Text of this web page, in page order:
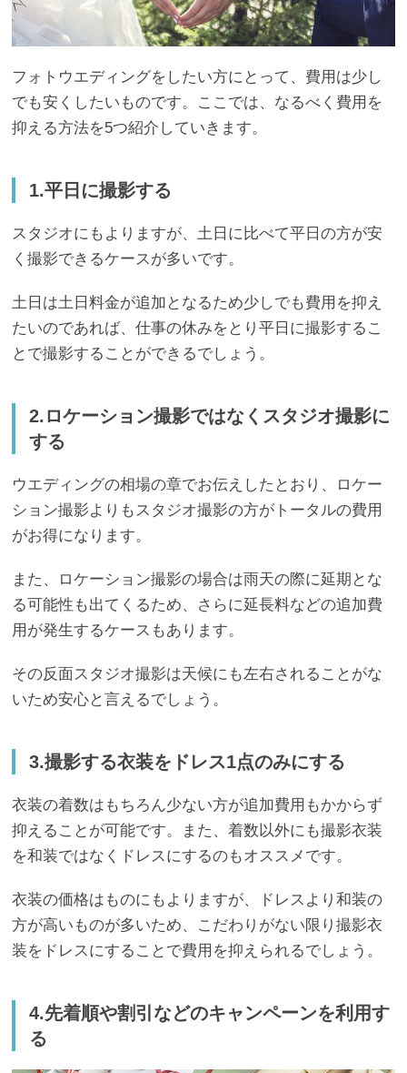
フォトウエディングをしたい方にとって、費用は少し
でも安くしたいものです。ここでは、なるべく費用を
抑える方法を5つ紹介していきます。
1.平日に撮影する
スタジオにもよりますが、土日に比べて平日の方が安
く撮影できるケースが多いです。
土日は土日料金が追加となるため少しでも費用を抑え
たいのであれば、仕事の休みをとり平日に撮影するこ
とで撮影することができるでしょう。
2.ロケーション撮影ではなくスタジオ撮影に
する
ウエディングの相場の章でお伝えしたとおり、ロケー
ション撮影よりもスタジオ撮影の方がトータルの費用
がお得になります。
また、ロケーション撮影の場合は雨天の際に延期とな
る可能性も出てくるため、さらに延長料などの追加費
用が発生するケースもあります。
その反面スタジオ撮影は天候にも左右されることがな
いため安心と言えるでしょう。
3.撮影する衣装をドレス1点のみにする
衣装の着数はもちろん少ない方が追加費用もかからず
抑えることが可能です。また、着数以外にも撮影衣装
を和装ではなくドレスにするのもオススメです。
衣装の価格はものにもよりますが、ドレスより和装の
方が高いものが多いため、こだわりがない限り撮影衣
装をドレスにすることで費用を抑えられるでしょう。
4.先着順や割引などのキャンペーンを利用す
る